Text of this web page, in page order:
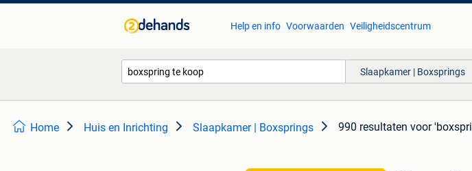
Help en info Voorwaarden Veiligheidscentrum
Slaapkamer | Boxsprings
Home Huis en Inrichting Slaapkamer | Boxsprings 990 resultaten voor